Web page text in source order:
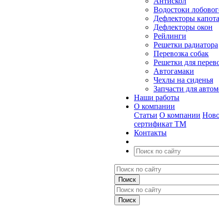
Водостоки
Дефлекторы капота
Дефлекторы окон
Рейлинги
Решетки радиатора
Перевозка собак
Решетки для
Автогамаки
Чехлы на сиденья
Запчасти для
Наши работы
О компании
Статьи О компании
сертификат ТМ
Контакты